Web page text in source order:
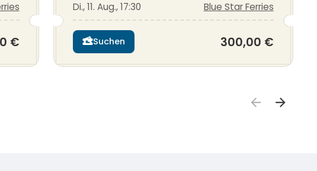
€
Di., 11. Aug., 17:30 Blue Star Ferries
Suchen 300,00 €